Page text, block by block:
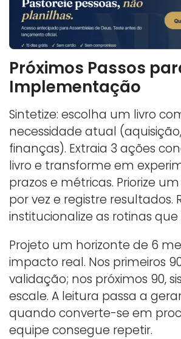
Próximos Passos
Implementação
Sintetize: escolha um livro
necessidade atual
finanças). Extraia 3 ações
livro e transforme em
prazos e métricas. Priorize
por vez e registre resultados.
institucionalize as rotinas
Projeto um horizonte de 6
impacto real. Nos primeiros
validação; nos próximos 90,
escale. A leitura passa a
quando converte-se em
equipe consegue repetir.